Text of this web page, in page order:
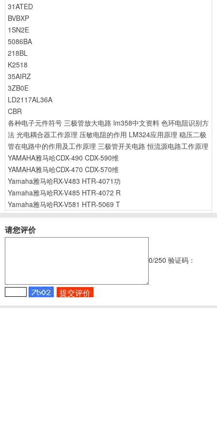
31ATED
BVBXP
1SN2E
5086BA
218BL
K2518
35AIRZ
3ZB0E
LD2117AL36A
CBR
各种电子元件符号 三极管放大电路 lm358中文资料 色环电阻识别方
法 光电耦合器工作原理 压敏电阻的作用 LM324应用原理 稳压二极
管在电路中的作用及工作原理 三极管开关电路 恒流源电路工作原理
YAMAHA雅马哈CDX-490 CDX-590维
YAMAHA雅马哈CDX-470 CDX-570维
Yamaha雅马哈RX-V483 HTR-4071功
Yamaha雅马哈RX-V485 HTR-4072 R
Yamaha雅马哈RX-V581 HTR-5069 T
请您评价
0/250 验证码：